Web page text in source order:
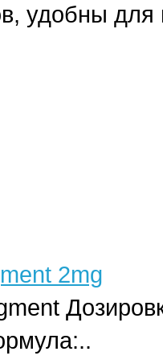
удобны для
2mg